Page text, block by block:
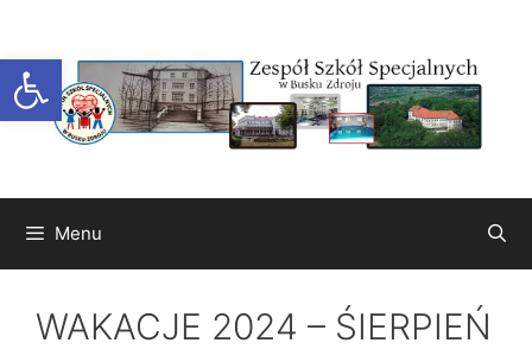
Otwórz pasek narzędzi
treści
Menu
WAKACJE 2024 – ŚIERPIEŃ